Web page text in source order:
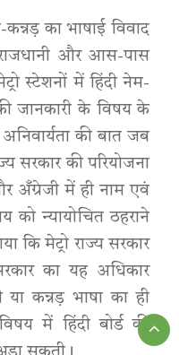
का भाषाई विवाद
और आस-पास
स्टेशनों में हिंदी नेम-
जानकारी के विषय के
की बात जब
सरकार की परियोजना
अँग्रेजी में ही नाम एवं
न्यायोचित ठहराने
कि मेट्रो राज्य सरकार
का यह अधिकार
कन्नड़ भाषा का ही
में हिंदी बोर्ड की